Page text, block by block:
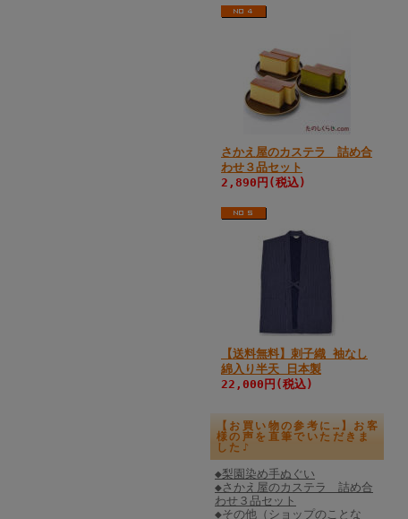
さかえ屋のカステラ 詰め合
わせ３品セット
2,890円(税込)
【送料無料】刺子織 袖なし
綿入り半天 日本製
22,000円(税込)
【お買い物の参考に…】お客
様の声を直筆でいただきま
した♪
◆梨園染め手ぬぐい
◆さかえ屋のカステラ 詰め合
わせ３品セット
◆その他（ショップのことな